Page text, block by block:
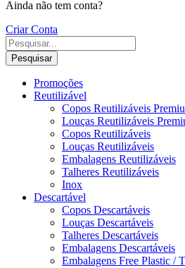
Ainda não tem conta?
Criar Conta
Pesquisar
Promoções
Reutilizável
Copos Reutilizáveis
Louças Reutilizáveis
Copos Reutilizáveis
Louças Reutilizáveis
Embalagens Reutilizáveis
Talheres Reutilizáveis
Inox
Descartável
Copos Descartáveis
Louças Descartáveis
Talheres Descartáveis
Embalagens Descartáveis
Embalagens Free Plastic /